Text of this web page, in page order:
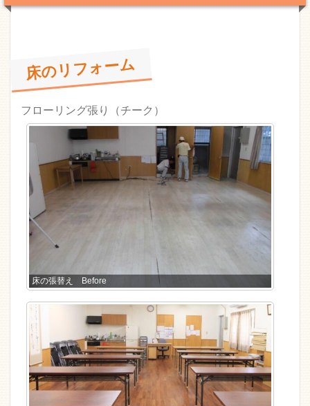
床のリフォーム
フローリング張り（チーク）
床の張替え Before